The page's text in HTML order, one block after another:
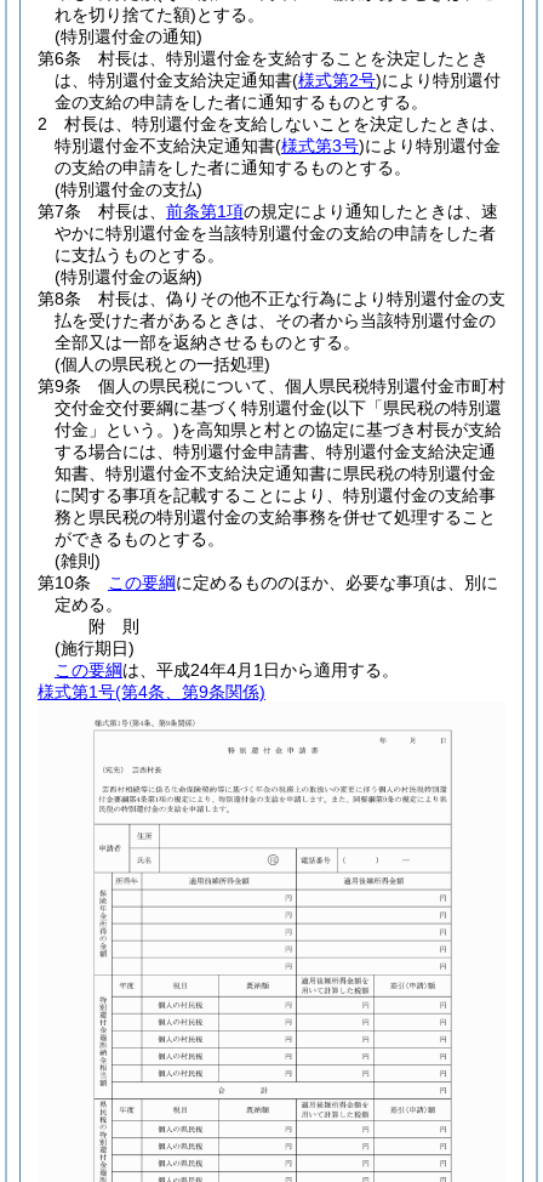
れを切り捨てた額)とする。
(特別還付金の通知)
第6条
村長は、特別還付金を支給することを決定したとき
は、特別還付金支給決定通知書(様式第2号)により特別還付
金の支給の申請をした者に通知するものとする。
2
村長は、特別還付金を支給しないことを決定したときは、
特別還付金不支給決定通知書(様式第3号)により特別還付金
の支給の申請をした者に通知するものとする。
(特別還付金の支払)
第7条
村長は、 前条第1項の規定により通知したときは、速
やかに特別還付金を当該特別還付金の支給の申請をした者
に支払うものとする。
(特別還付金の返納)
第8条
村長は、偽りその他不正な行為により特別還付金の支
払を受けた者があるときは、その者から当該特別還付金の
全部又は一部を返納させるものとする。
(個人の県民税との一括処理)
第9条
個人の県民税について、個人県民税特別還付金市町村
交付金交付要綱に基づく特別還付金(以下「県民税の特別還
付金」という。)を高知県と村との協定に基づき村長が支給
する場合には、特別還付金申請書、特別還付金支給決定通
知書、特別還付金不支給決定通知書に県民税の特別還付金
に関する事項を記載することにより、特別還付金の支給事
務と県民税の特別還付金の支給事務を併せて処理すること
ができるものとする。
(雑則)
第10条
この要綱に定めるもののほか、必要な事項は、別に
定める。
附 則
(施行期日)
この要綱は、平成24年4月1日から適用する。
様式第1号(第4条、第9条関係)